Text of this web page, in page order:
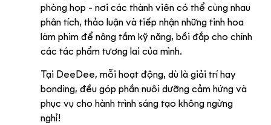
phòng họp - nơi các thành viên có thể cùng nhau
phân tích, thảo luận và tiếp nhận những tinh hoa
làm phim để nâng tầm kỹ năng, bồi đắp cho chính
các tác phẩm tương lai của mình.
Tại DeeDee, mỗi hoạt động, dù là giải trí hay
bonding, đều góp phần nuôi dưỡng cảm hứng và
phục vụ cho hành trình sáng tạo không ngừng
nghỉ!